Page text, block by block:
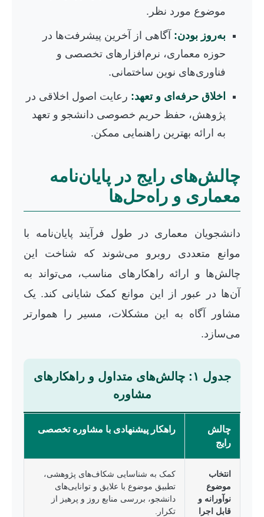
موضوع مورد نظر.
به‌روز بودن: آگاهی از آخرین پیشرفت‌ها در
حوزه معماری، نرم‌افزارهای تخصصی و
فناوری‌های نوین ساختمانی.
اخلاق حرفه‌ای و تعهد: رعایت اصول اخلاقی در
پژوهش، حفظ حریم خصوصی دانشجو و تعهد
به ارائه بهترین راهنمایی ممکن.
چالش‌های رایج در پایان‌نامه
معماری و راه‌حل‌ها
دانشجویان معماری در طول فرآیند پایان‌نامه با
موانع متعددی روبرو می‌شوند که شناخت این
چالش‌ها و ارائه راهکارهای مناسب، می‌تواند به
آن‌ها در عبور از این موانع کمک شایانی کند. یک
مشاور آگاه به این مشکلات، مسیر را هموارتر
می‌سازد.
جدول ۱: چالش‌های متداول و راهکارهای
مشاوره
چالش
رایج
راهکار پیشنهادی با مشاوره تخصصی
انتخاب
موضوع
نوآورانه و
قابل اجرا
کمک به شناسایی شکاف‌های پژوهشی،
تطبیق موضوع با علایق و توانایی‌های
دانشجو، بررسی منابع روز و پرهیز از
تکرار.